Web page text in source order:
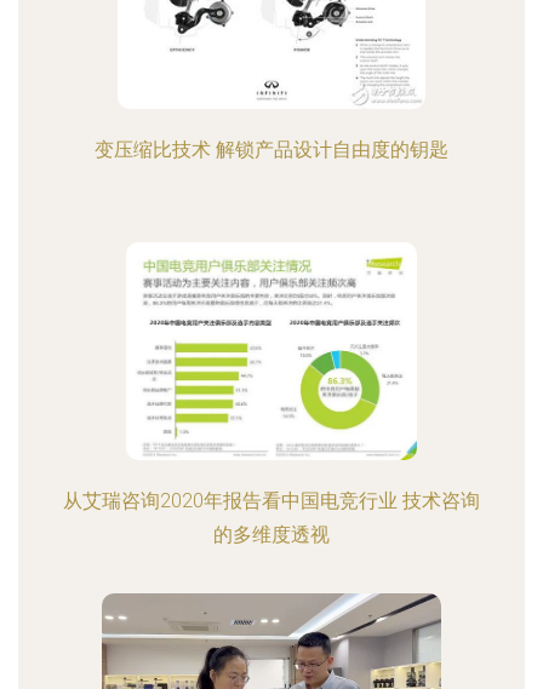
变压缩比技术 解锁产品设计自由度的钥匙
从艾瑞咨询2020年报告看中国电竞行业 技术咨询
的多维度透视